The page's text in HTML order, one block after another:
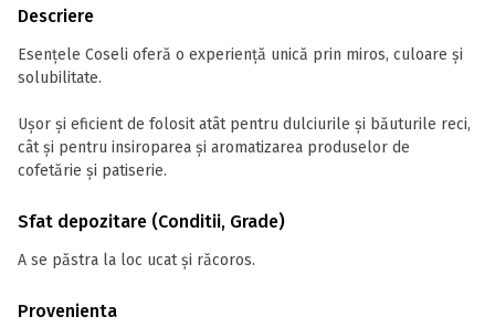
Descriere
Esențele Coseli oferă o experiență unică prin miros, culoare și
solubilitate.
Ușor și eficient de folosit atât pentru dulciurile și băuturile reci,
cât și pentru insiroparea și aromatizarea produselor de
cofetărie și patiserie.
Sfat depozitare (Conditii, Grade)
A se păstra la loc ucat și răcoros.
Provenienta